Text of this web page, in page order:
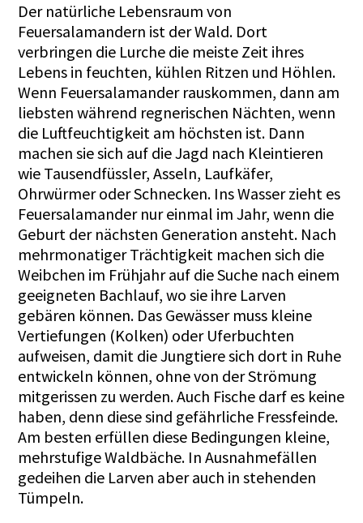
Der natürliche Lebensraum von
Feuersalamandern ist der Wald. Dort
verbringen die Lurche die meiste Zeit ihres
Lebens in feuchten, kühlen Ritzen und Höhlen.
Wenn Feuersalamander rauskommen, dann am
liebsten während regnerischen Nächten, wenn
die Luftfeuchtigkeit am höchsten ist. Dann
machen sie sich auf die Jagd nach Kleintieren
wie Tausendfüssler, Asseln, Laufkäfer,
Ohrwürmer oder Schnecken. Ins Wasser zieht es
Feuersalamander nur einmal im Jahr, wenn die
Geburt der nächsten Generation ansteht. Nach
mehrmonatiger Trächtigkeit machen sich die
Weibchen im Frühjahr auf die Suche nach einem
geeigneten Bachlauf, wo sie ihre Larven
gebären können. Das Gewässer muss kleine
Vertiefungen (Kolken) oder Uferbuchten
aufweisen, damit die Jungtiere sich dort in Ruhe
entwickeln können, ohne von der Strömung
mitgerissen zu werden. Auch Fische darf es keine
haben, denn diese sind gefährliche Fressfeinde.
Am besten erfüllen diese Bedingungen kleine,
mehrstufige Waldbäche. In Ausnahmefällen
gedeihen die Larven aber auch in stehenden
Tümpeln.